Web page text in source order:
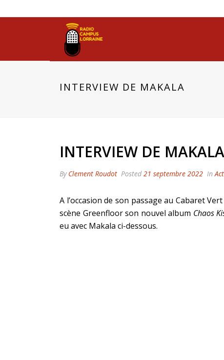
INTERVIEW DE MAKALA
INTERVIEW DE MAKALA
By Clement Roudot Posted 21 septembre 2022 In
A l’occasion de son passage au Cabaret
scène Greenfloor son nouvel album Chaos
eu avec Makala ci-dessous.